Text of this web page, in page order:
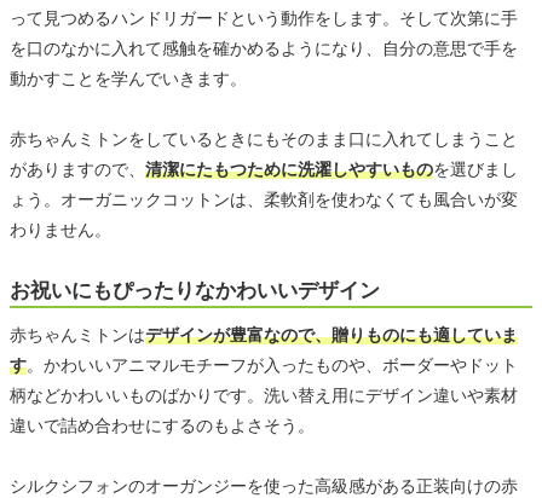
って見つめるハンドリガードという動作をします。そして次第に手
を口のなかに入れて感触を確かめるようになり、自分の意思で手を
動かすことを学んでいきます。
赤ちゃんミトンをしているときにもそのまま口に入れてしまうこと
がありますので、 清潔にたもつために洗濯しやすいものを選びまし
ょう。オーガニックコットンは、柔軟剤を使わなくても風合いが変
わりません。
お祝いにもぴったりなかわいいデザイン
赤ちゃんミトンはデザインが豊富なので、贈りものにも適していま
す。かわいいアニマルモチーフが入ったものや、ボーダーやドット
柄などかわいいものばかりです。洗い替え用にデザイン違いや素材
違いで詰め合わせにするのもよさそう。
シルクシフォンのオーガンジーを使った高級感がある正装向けの赤